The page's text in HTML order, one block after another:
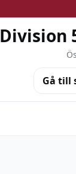
Division
Gå till